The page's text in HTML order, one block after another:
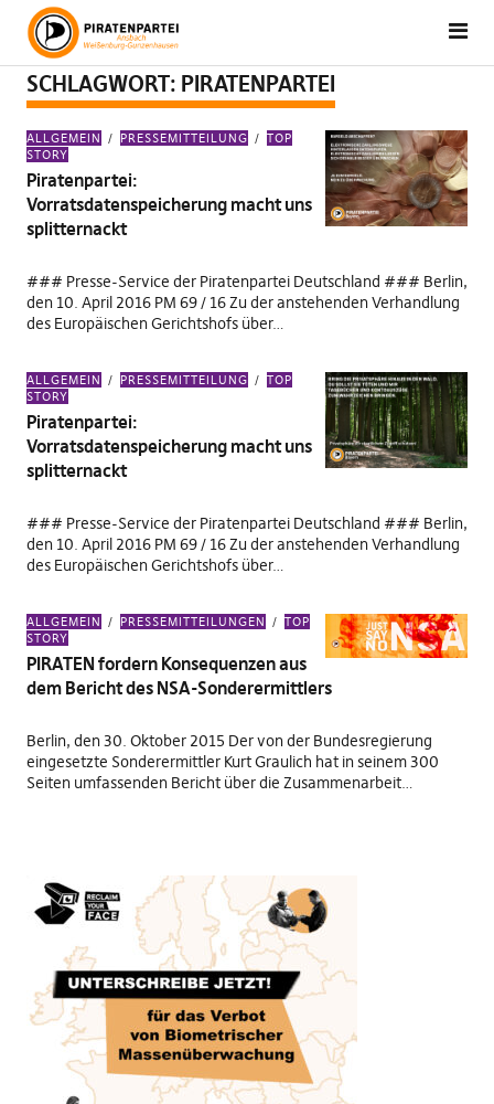
SCHLAGWORT: PIRATENPARTEI
ALLGEMEIN PRESSEMITTEILUNG
TOP
STORY
Piratenpartei:
Vorratsdatenspeicherung macht uns
splitternackt
### Presse-Service der Piratenpartei Deutschland ### Berlin,
den 10. April 2016 PM 69 / 16 Zu der anstehenden Verhandlung
des Europäischen Gerichtshofs über…
ALLGEMEIN PRESSEMITTEILUNG
TOP
STORY
Piratenpartei:
Vorratsdatenspeicherung macht uns
splitternackt
### Presse-Service der Piratenpartei Deutschland ### Berlin,
den 10. April 2016 PM 69 / 16 Zu der anstehenden Verhandlung
des Europäischen Gerichtshofs über…
ALLGEMEIN PRESSEMITTEILUNGEN
TOP
STORY
PIRATEN fordern Konsequenzen aus
dem Bericht des NSA-Sonderermittlers
Berlin, den 30. Oktober 2015 Der von der Bundesregierung
eingesetzte Sonderermittler Kurt Graulich hat in seinem 300
Seiten umfassenden Bericht über die Zusammenarbeit…